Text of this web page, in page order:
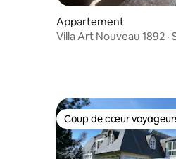
Appartement
Villa Art Nouveau 1892 ·
Coup de cœur
Coup de cœur